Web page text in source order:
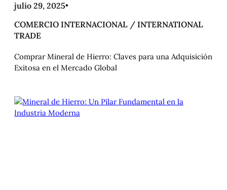
julio 29, 2025•
COMERCIO INTERNACIONAL / INTERNATIONAL
TRADE
Comprar Mineral de Hierro: Claves para una Adquisición
Exitosa en el Mercado Global